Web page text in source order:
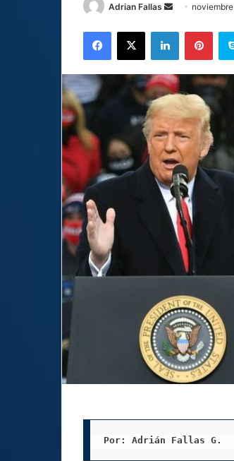
Adrian Fallas
Send
Facebook
X LinkedIn
Por: Adrián Fallas G.